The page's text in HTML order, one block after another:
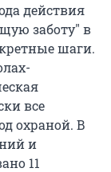
действия
заботу" в
шаги.
все
охраной. В
и
11